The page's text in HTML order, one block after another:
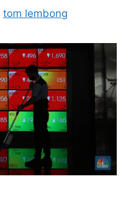
tom lembong